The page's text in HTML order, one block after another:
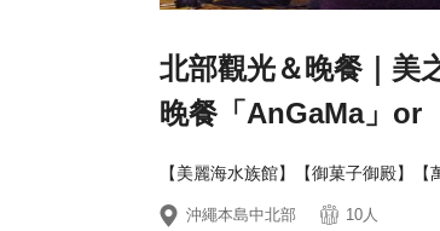
北部觀光＆晚餐｜美
晚餐「AnGaMa」or
【美麗海水族館】【御菓子御殿】
沖繩本島中北部 10人